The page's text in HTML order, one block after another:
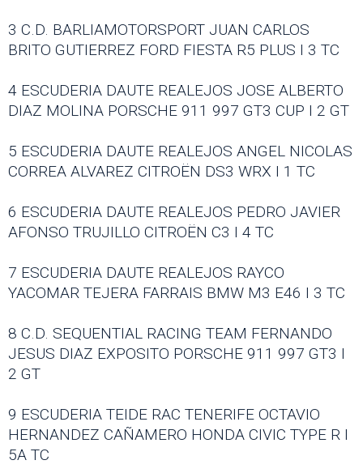
3 C.D. BARLIAMOTORSPORT JUAN CARLOS
BRITO GUTIERREZ FORD FIESTA R5 PLUS I 3 TC
4 ESCUDERIA DAUTE REALEJOS JOSE ALBERTO
DIAZ MOLINA PORSCHE 911 997 GT3 CUP I 2 GT
5 ESCUDERIA DAUTE REALEJOS ANGEL NICOLAS
CORREA ALVAREZ CITROËN DS3 WRX I 1 TC
6 ESCUDERIA DAUTE REALEJOS PEDRO JAVIER
AFONSO TRUJILLO CITROËN C3 I 4 TC
7 ESCUDERIA DAUTE REALEJOS RAYCO
YACOMAR TEJERA FARRAIS BMW M3 E46 I 3 TC
8 C.D. SEQUENTIAL RACING TEAM FERNANDO
JESUS DIAZ EXPOSITO PORSCHE 911 997 GT3 I
2 GT
9 ESCUDERIA TEIDE RAC TENERIFE OCTAVIO
HERNANDEZ CAÑAMERO HONDA CIVIC TYPE R I
5A TC